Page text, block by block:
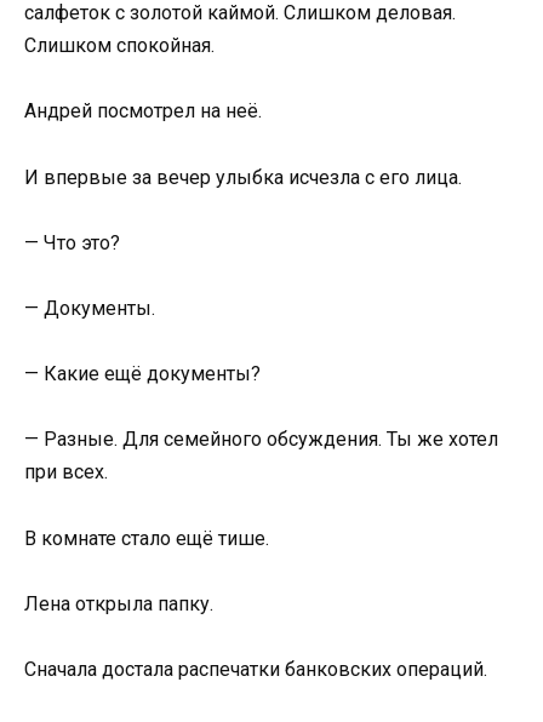
салфеток с золотой каймой. Слишком деловая.
Слишком спокойная.
Андрей посмотрел на неё.
И впервые за вечер улыбка исчезла с его лица.
— Что это?
— Документы.
— Какие ещё документы?
— Разные. Для семейного обсуждения. Ты же хотел
при всех.
В комнате стало ещё тише.
Лена открыла папку.
Сначала достала распечатки банковских операций.